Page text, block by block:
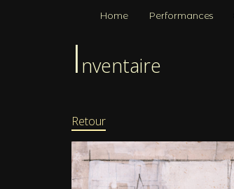
Home Performances
Inventaire
Retour